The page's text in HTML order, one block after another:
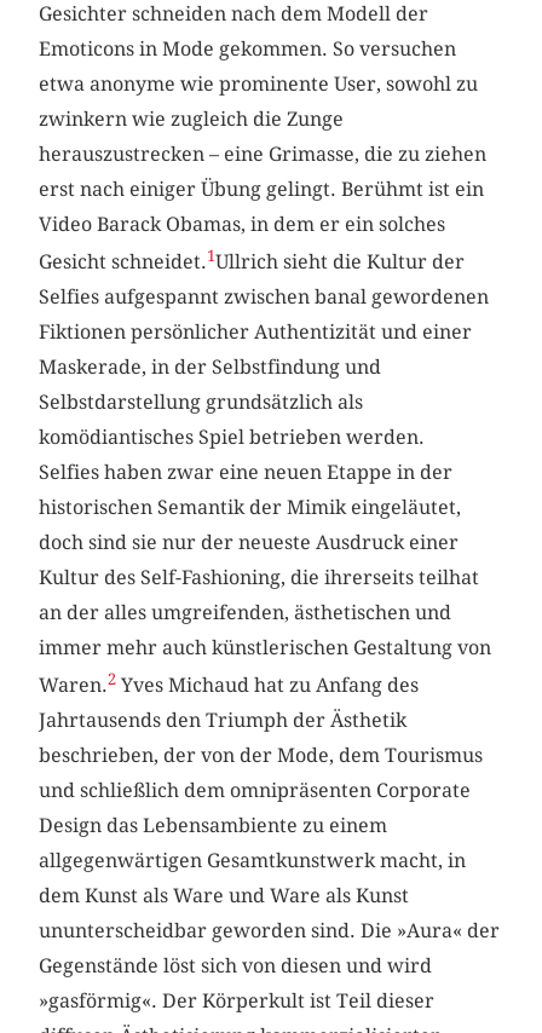
Gesichter schneiden nach dem Modell der
Emoticons in Mode gekommen. So versuchen
etwa anonyme wie prominente User, sowohl zu
zwinkern wie zugleich die Zunge
herauszustrecken – eine Grimasse, die zu ziehen
erst nach einiger Übung gelingt. Berühmt ist ein
Video Barack Obamas, in dem er ein solches
Gesicht schneidet.1Ullrich sieht die Kultur der
Selfies aufgespannt zwischen banal gewordenen
Fiktionen persönlicher Authentizität und einer
Maskerade, in der Selbstfindung und
Selbstdarstellung grundsätzlich als
komödiantisches Spiel betrieben werden.
Selfies haben zwar eine neuen Etappe in der
historischen Semantik der Mimik eingeläutet,
doch sind sie nur der neueste Ausdruck einer
Kultur des Self-Fashioning, die ihrerseits teilhat
an der alles umgreifenden, ästhetischen und
immer mehr auch künstlerischen Gestaltung von
Waren.2 Yves Michaud hat zu Anfang des
Jahrtausends den Triumph der Ästhetik
beschrieben, der von der Mode, dem Tourismus
und schließlich dem omnipräsenten Corporate
Design das Lebensambiente zu einem
allgegenwärtigen Gesamtkunstwerk macht, in
dem Kunst als Ware und Ware als Kunst
ununterscheidbar geworden sind. Die »Aura« der
Gegenstände löst sich von diesen und wird
»gasförmig«. Der Körperkult ist Teil dieser